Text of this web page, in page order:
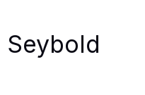
Seybold